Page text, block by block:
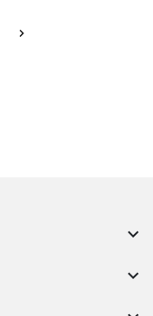
keyboard_arrow_right

